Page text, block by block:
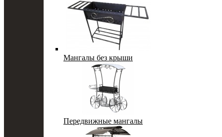
Мангалы без крыши
Передвижные мангалы